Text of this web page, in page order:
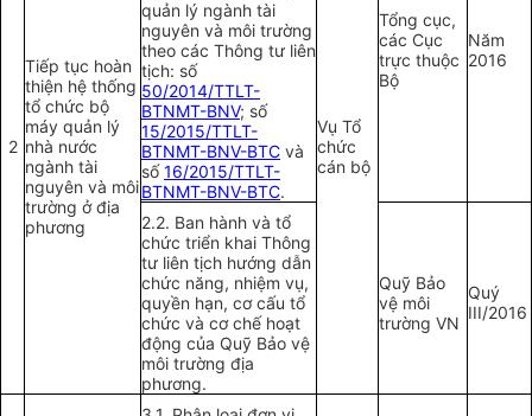
2
Tiếp tục hoàn
thiện hệ thống
tổ chức bộ
máy quản lý
nhà nước
ngành tài
nguyên và môi
trường ở địa
phương
quản lý ngành tài
nguyên và môi trường
theo các Thông tư liên
tịch: số
50/2014/TTLT-
BTNMT-BNV; số
15/2015/TTLT-
BTNMT-BNV-BTC và
số16/2015/TTLT-
BTNMT-BNV-BTC.
Vụ Tổ
chức
cán bộ
Tổng cục,
các Cục
trực thuộc
Bộ
Năm
2016
2.2. Ban hành và tổ
chức triển khai Thông
tư liên tịch hướng dẫn
chức năng, nhiệm vụ,
quyền hạn, cơ cấu tổ
chức và cơ chế hoạt
động của Quỹ Bảo vệ
môi trường địa
phương.
Quỹ Bảo
vệ môi
trường VN
Quý
III/2016